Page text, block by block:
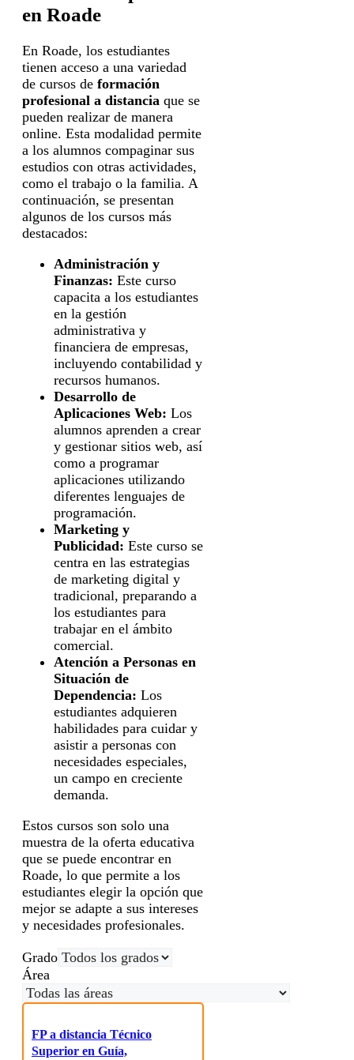
en Roade
En Roade, los estudiantes
tienen acceso a una variedad
de cursos de formación
profesional a distancia que se
pueden realizar de manera
online. Esta modalidad permite
a los alumnos compaginar sus
estudios con otras actividades,
como el trabajo o la familia. A
continuación, se presentan
algunos de los cursos más
destacados:
Administración y
Finanzas: Este curso
capacita a los estudiantes
en la gestión
administrativa y
financiera de empresas,
incluyendo contabilidad y
recursos humanos.
Desarrollo de
Aplicaciones Web: Los
alumnos aprenden a crear
y gestionar sitios web, así
como a programar
aplicaciones utilizando
diferentes lenguajes de
programación.
Marketing y
Publicidad: Este curso se
centra en las estrategias
de marketing digital y
tradicional, preparando a
los estudiantes para
trabajar en el ámbito
comercial.
Atención a Personas en
Situación de
Dependencia: Los
estudiantes adquieren
habilidades para cuidar y
asistir a personas con
necesidades especiales,
un campo en creciente
demanda.
Estos cursos son solo una
muestra de la oferta educativa
que se puede encontrar en
Roade, lo que permite a los
estudiantes elegir la opción que
mejor se adapte a sus intereses
y necesidades profesionales.
Grado
Área
FP a distancia Técnico
Superior en Guía,